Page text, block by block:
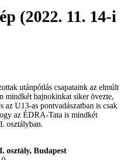
(2022. 11. 14-i
utánpótlás csapataink az elmúlt
mindkét bajnokinkat siker övezte,
az U13-as pontvadászatban is csak
az ÉDRA-Tata is mindkét
osztályban.
osztály, Budapest